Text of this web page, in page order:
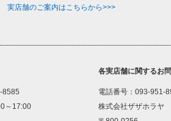
実店舗のご案内はこちらから>>>
8585
～17:00
各実店舗に関するお
電話番号：093-951-
株式会社ザザホラヤ